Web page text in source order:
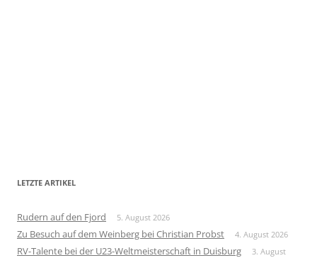
LETZTE ARTIKEL
Rudern auf den Fjord 5. August 2026
Zu Besuch auf dem Weinberg bei Christian Probst 4. August 2026
RV-Talente bei der U23-Weltmeisterschaft in Duisburg
3. August